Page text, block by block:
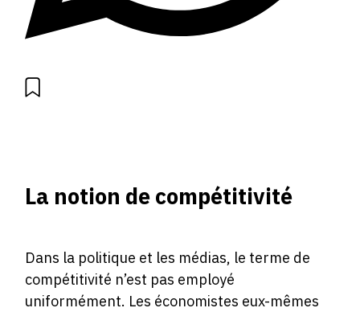
La notion de compétitivité
Dans la politique et les médias, le terme de
compétitivité n’est pas employé
uniformément. Les économistes eux-mêmes